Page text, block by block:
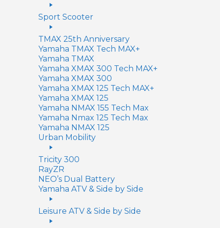
Sport Scooter
TMAX 25th Anniversary
Yamaha TMAX Tech MAX+
Yamaha TMAX
Yamaha XMAX 300 Tech MAX+
Yamaha XMAX 300
Yamaha XMAX 125 Tech MAX+
Yamaha XMAX 125
Yamaha NMAX 155 Tech Max
Yamaha Nmax 125 Tech Max
Yamaha NMAX 125
Urban Mobility
Tricity 300
RayZR
NEO’s Dual Battery
Yamaha ATV & Side by Side
Leisure ATV & Side by Side